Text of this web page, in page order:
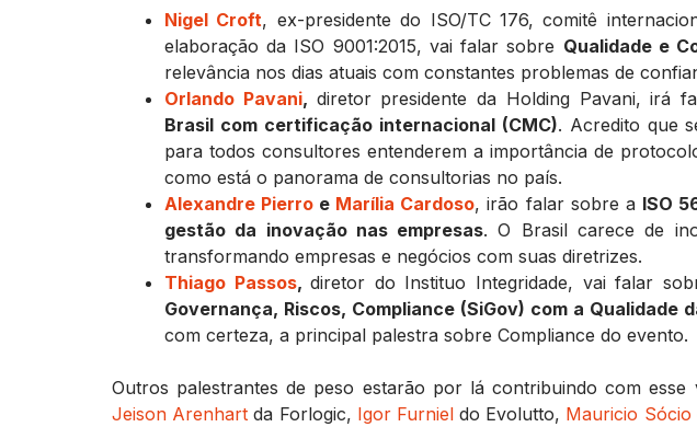
Nigel Croft, ex-presidente do ISO/TC 176, comitê
elaboração da ISO 9001:2015, vai falar sobre Qualidade e
relevância nos dias atuais com constantes problemas de
Orlando Pavani, diretor presidente da Holding Pavani, irá
Brasil com certificação internacional (CMC). Acredito que
para todos consultores entenderem a importância de
como está o panorama de consultorias no país.
Alexandre Pierro e Marília Cardoso, irão falar sobre a ISO
gestão da inovação nas empresas. O Brasil carece de
transformando empresas e negócios com suas diretrizes.
Thiago Passos,diretor do Instituo Integridade, vai falar
Governança, Riscos, Compliance (SiGov) com a Qualidade
com certeza, a principal palestra sobre Compliance do evento.
Outros palestrantes de peso estarão por lá contribuindo com esse
Jeison Arenhart da Forlogic, Igor Furnieldo Evolutto, Mauricio Sócio